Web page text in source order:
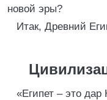
новой эры?
Итак, Древний
«Египет – это дар